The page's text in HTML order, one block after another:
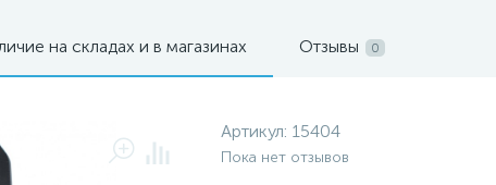
на складах и в магазинах Отзывы 0
Артикул: 15404
Пока нет отзывов